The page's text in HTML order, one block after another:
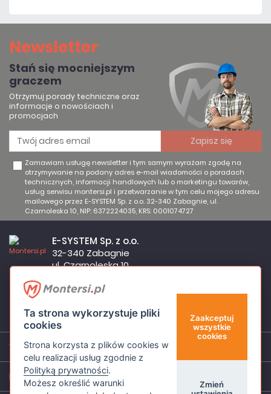
Newsletter
Stań się mocniejszym
graczem
Otrzymuj porady techniczne oraz
informacje o nowościach i
promocjach
Zamawiam usługę newsletter i tym samym wyrażam zgodę na
otrzymywanie na podany adres e-mail wiadomości o poradach
technicznych, informacji handlowych lub o marketingu towarów,
usług serwisu montersi.pl i przetwarzanie w tym celu mojego adresu
mailowego przez E-SYSTEM Sp. z o.o. 32-340 Zabagnie, ul.
Czarnoleska 10, NIP: 6372224035, KRS: 0001074727
17:00
E-SYSTEM Sp. z o.o.
32-340 Zabagnie
ul. Czarnoleska 10
sklep@montersi.pl
Wsparcie
Informacje
Ta strona wykorzystuje pliki
cookies
Strona korzysta z plików cookies w
celu realizacji usług zgodnie z
Polityką prywatności.
Możesz określić warunki
Zaakceptuj
wszystkie
cookies
Zmień